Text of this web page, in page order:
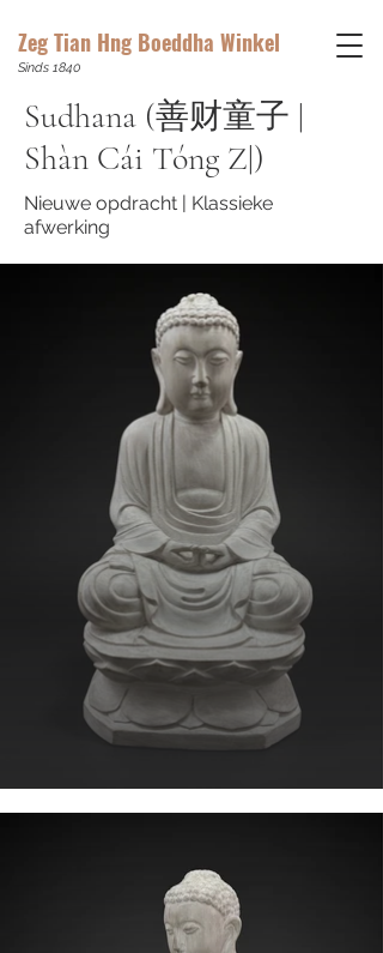
Zeg Tian Hng Boeddha Winkel
Sinds 1840
Sudhana (善财童子 |
Shàn Cái Tóng Z|)
Nieuwe opdracht | Klassieke
afwerking